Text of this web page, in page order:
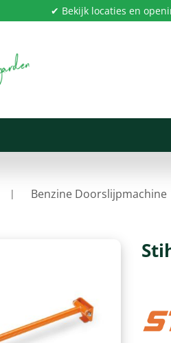
✔ Bekijk locaties en
Benzine Doorslijpmachine